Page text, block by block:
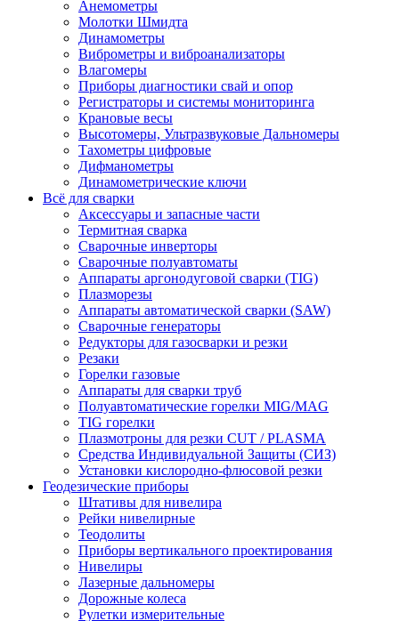
Анемометры
Молотки Шмидта
Динамометры
Виброметры и виброанализаторы
Влагомеры
Приборы диагностики свай и опор
Регистраторы и системы мониторинга
Крановые весы
Высотомеры, Ультразвуковые Дальномеры
Тахометры цифровые
Дифманометры
Динамометрические ключи
Всё для сварки
Аксессуары и запасные части
Термитная сварка
Сварочные инверторы
Сварочные полуавтоматы
Аппараты аргонодуговой сварки (TIG)
Плазморезы
Аппараты автоматической сварки (SAW)
Сварочные генераторы
Редукторы для газосварки и резки
Резаки
Горелки газовые
Аппараты для сварки труб
Полуавтоматические горелки MIG/MAG
TIG горелки
Плазмотроны для резки CUT / PLASMA
Средства Индивидуальной Защиты (СИЗ)
Установки кислородно-флюсовой резки
Геодезические приборы
Штативы для нивелира
Рейки нивелирные
Теодолиты
Приборы вертикального проектирования
Нивелиры
Лазерные дальномеры
Дорожные колеса
Рулетки измерительные